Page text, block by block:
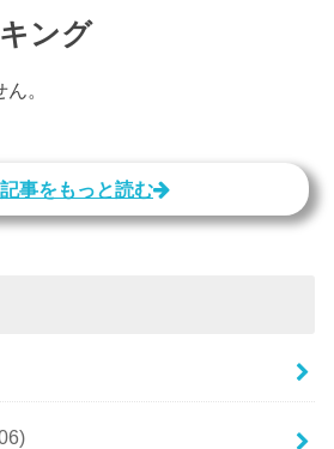
ング
。
事をもっと読む